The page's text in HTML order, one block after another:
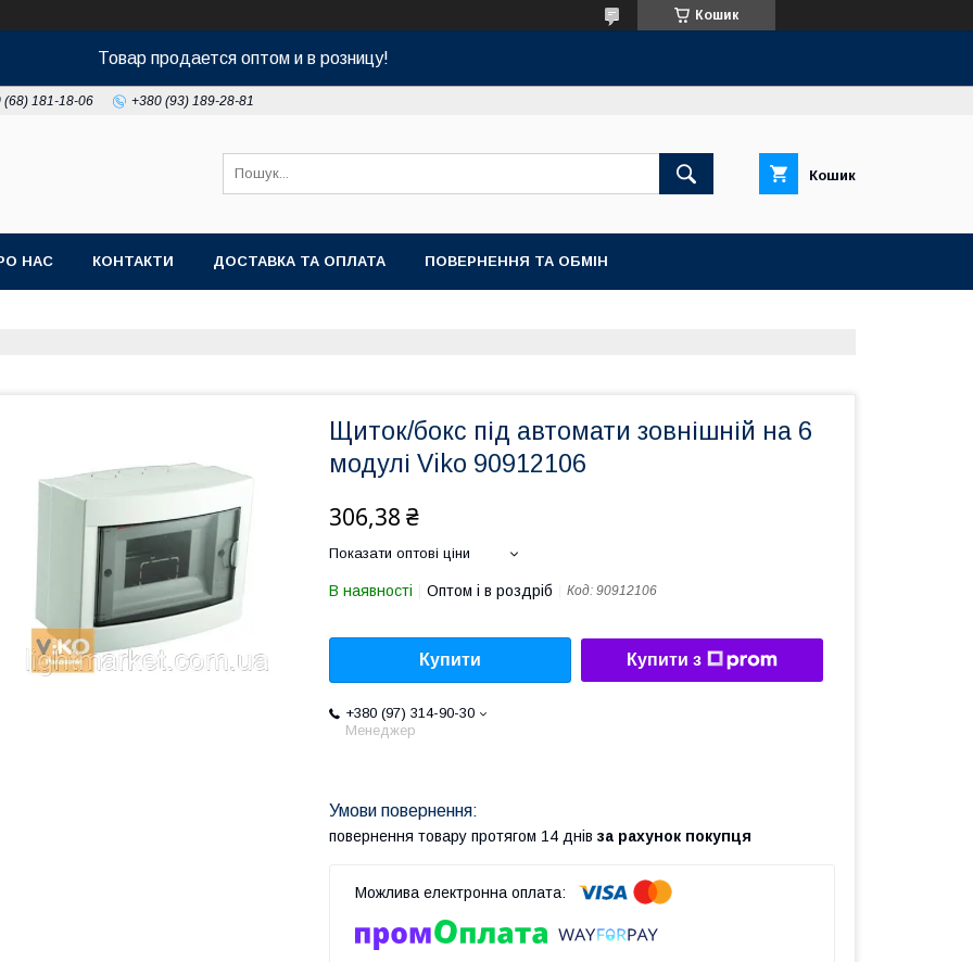
Кошик
Товар продается оптом и в розницу!
(68) 181-18-06 +380 (93) 189-28-81
Кошик
НАС КОНТАКТИ ДОСТАВКА ТА ОПЛАТА ПОВЕРНЕННЯ ТА ОБМІН
Щиток/бокс під автомати зовнішній на 6
модулі Viko 90912106
306,38 ₴
Показати оптові ціни
В наявності Оптом і в роздріб Код: 90912106
Купити Купити з
+380 (97) 314-90-30
Менеджер
повернення товару протягом 14 днів за рахунок покупця